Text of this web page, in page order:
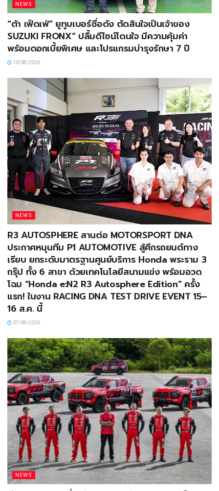
NEWS
“ต้า เฟ็ดเฟ่” ยูทูบเบอร์ชื่อดัง ตัดสินใจเป็นเจ้าของ
SUZUKI FRONX” ปลื้มดีไซน์โดนใจ มีความคุ้มค่า
พร้อมดอกเบี้ยพิเศษ และโปรแกรมบำรุงรักษา 7 ปี
10/08/2026
NEWS
R3 AUTOSPHERE สานต่อ MOTORSPORT DNA
ประกาศหนุนทีม P1 AUTOMOTIVE สู้ศึกรถยนต์ทาง
เรียบ ยกระดับมาตรฐานศูนย์บริการ Honda พระราม 3
กรุ๊ป ทั้ง 6 สาขา ด้วยเทคโนโลยีสนามแข่ง พร้อมอวด
โฉม “Honda e:N2 R3 Autosphere Edition” ครั้ง
แรก! ในงาน RACING DNA TEST DRIVE EVENT 15–
16 ส.ค. นี้
07/08/2026
NEWS